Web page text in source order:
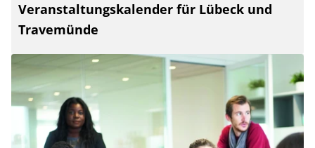
Veranstaltungskalender für Lübeck und
Travemünde